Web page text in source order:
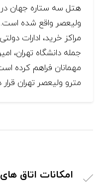
هتل سه ستاره جهان در
ولیعصر واقع شده
مراکز خرید، ادارات
جمله دانشگاه تهران،
مترو ولیعصر تهران قرار
امکانات اتاق